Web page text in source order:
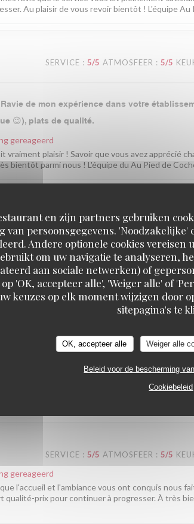
en zijn partners gebruiken
van persoonsgegevens.
Andere optionele cookies vereisen
om uw navigatie te analyseren,
aan sociale netwerken) of
'OK, accepteer alle', 'Weiger alle' of
keuzes op elk moment wijzigen door
sitepagina's te
OK, accepteer alle Weiger alle
Beleid voor de bescherming
Cookiebeleid
Au plaisir de vous revoir bientôt ! L'équipe Au
SERVICE : 5/5 ATMOSFEER : 5/5
de mon expérience dans votre
😉), plats de qualité.
gereageerd
vraiment plaisir ! Savoir que vous avez apprécié
bientôt parmi nous ! L'équipe du Au Pied de
SERVICE: 4/5 ATMOSFEER : 5/5
gereageerd
que la cuisine, l'ambiance et le rapport qualité-
À très bientôt parmi nous ! L'équipe du Au Pied
ATMOSFEER: 5 /5
adresse, service agréable et efficace
gereageerd
que vous avez passé un aussi bon moment chez
SERVICE : 5/5 ATMOSFEER : 5/5
gereageerd
l'accueil et l'ambiance vous ont conquis nous
qualité-prix pour continuer à progresser. À très